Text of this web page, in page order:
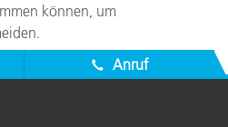
können, um
Anruf